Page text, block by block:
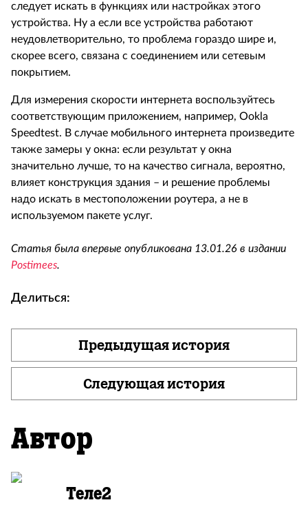
следует искать в функциях или настройках этого
устройства. Ну а если все устройства работают
неудовлетворительно, то проблема гораздо шире и,
скорее всего, связана с соединением или сетевым
покрытием.
Для измерения скорости интернета воспользуйтесь
соответствующим приложением, например, Ookla
Speedtest. В случае мобильного интернета произведите
также замеры у окна: если результат у окна
значительно лучше, то на качество сигнала, вероятно,
влияет конструкция здания – и решение проблемы
надо искать в местоположении роутера, а не в
используемом пакете услуг.
Статья была впервые опубликована 13.01.26 в издании
Postimees.
Делиться:
Предыдущая история
Следующая история
Автор
Теле2